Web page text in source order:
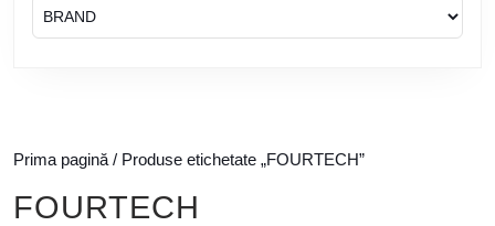
Prima pagină / Produse etichetate „FOURTECH”
FOURTECH